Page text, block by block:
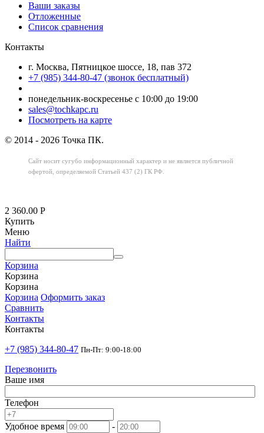
Ваши заказы
Отложенные
Список сравнения
Контакты
г. Москва, Пятницкое шоссе, 18, пав 372
+7 (985) 344-80-47 (звонок бесплатный)
понедельник-воскресенье с 10:00 до 19:00
sales@tochkapc.ru
Посмотреть на карте
© 2014 - 2026 Точка ПК.
Сайт носит сугубо информационный характер и не является публичной
офертой, определяемой Статьей 437 (2) ГК РФ.
2 360.00 Р
Купить
Меню
Найти
Корзина
Корзина
Корзина
Корзина Оформить заказ
Сравнить
Контакты
Контакты
+7 (985) 344-80-47 Пн-Пт: 9:00-18:00
Перезвонить
Ваше имя
Телефон
Удобное время -